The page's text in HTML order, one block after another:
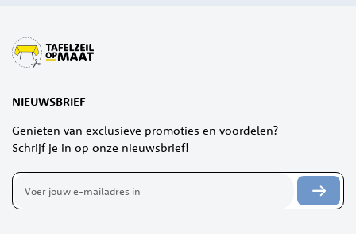
NIEUWSBRIEF
Genieten van exclusieve promoties en voordelen?
Schrijf je in op onze nieuwsbrief!
Abonneer
op